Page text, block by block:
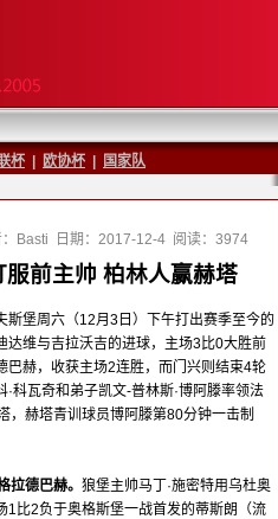
杯 欧协杯 国家队
Basti 日期：2017-12-4 阅读：3974
服前主帅 柏林人赢赫塔
斯堡周六（12月3日）下午打出赛季至今的
达维与吉拉沃吉的进球，主场3比0大胜前
巴赫，收获主场2连胜，而门兴则结束4轮
科瓦奇和弟子凯文-普林斯·博阿滕率领法
，赫塔青训球员博阿滕第80分钟一击制
拉德巴赫。 狼堡主帅马丁·施密特用乌杜奥
1比2负于奥格斯堡一战首发的蒂斯朗（流